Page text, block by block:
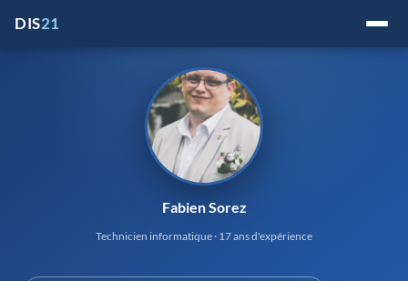
DIS21
Fabien Sorez
Technicien informatique · 17 ans d'expérience